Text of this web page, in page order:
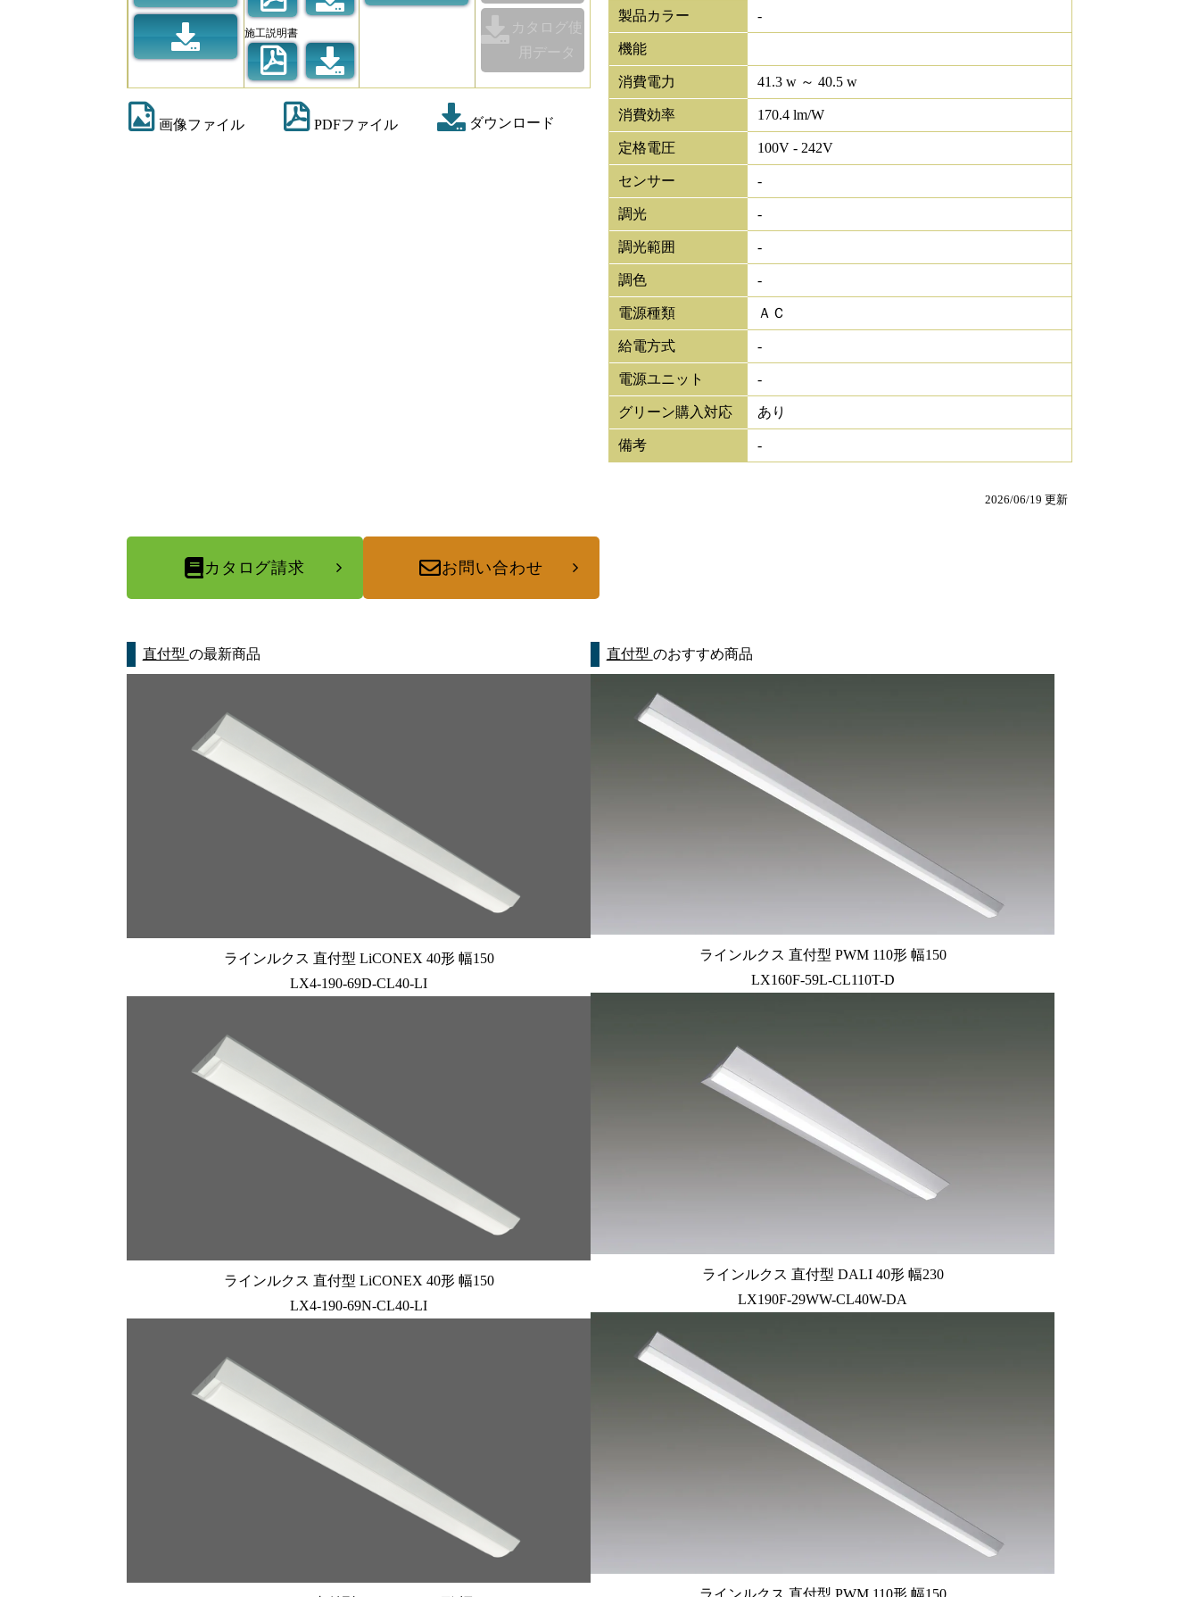
施工説明書
カタログ使
用データ
画像ファイル PDFファイル ダウンロード
製品カラー -
機能
消費電力 41.3 w ～ 40.5 w
消費効率 170.4 lm/W
定格電圧 100V - 242V
センサー -
調光 -
調光範囲 -
調色 -
電源種類 ＡＣ
給電方式 -
電源ユニット -
グリーン購入対応 あり
備考 -
2026/06/19 更新
カタログ請求 お問い合わせ
直付型 の最新商品
ラインルクス 直付型 LiCONEX 40形 幅150
LX4-190-69D-CL40-LI
ラインルクス 直付型 LiCONEX 40形 幅150
LX4-190-69N-CL40-LI
直付型 のおすすめ商品
ラインルクス 直付型 PWM 110形 幅150
LX160F-59L-CL110T-D
ラインルクス 直付型 DALI 40形 幅230
LX190F-29WW-CL40W-DA
ラインルクス 直付型 PWM 110形 幅150